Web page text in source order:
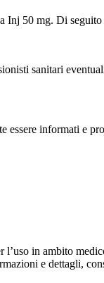
Inj 50 mg. Di
sanitari
essere informati e
in ambito
e dettagli,